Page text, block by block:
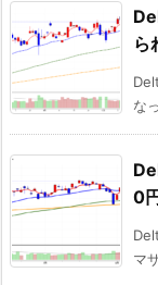
ら
な
0
マ